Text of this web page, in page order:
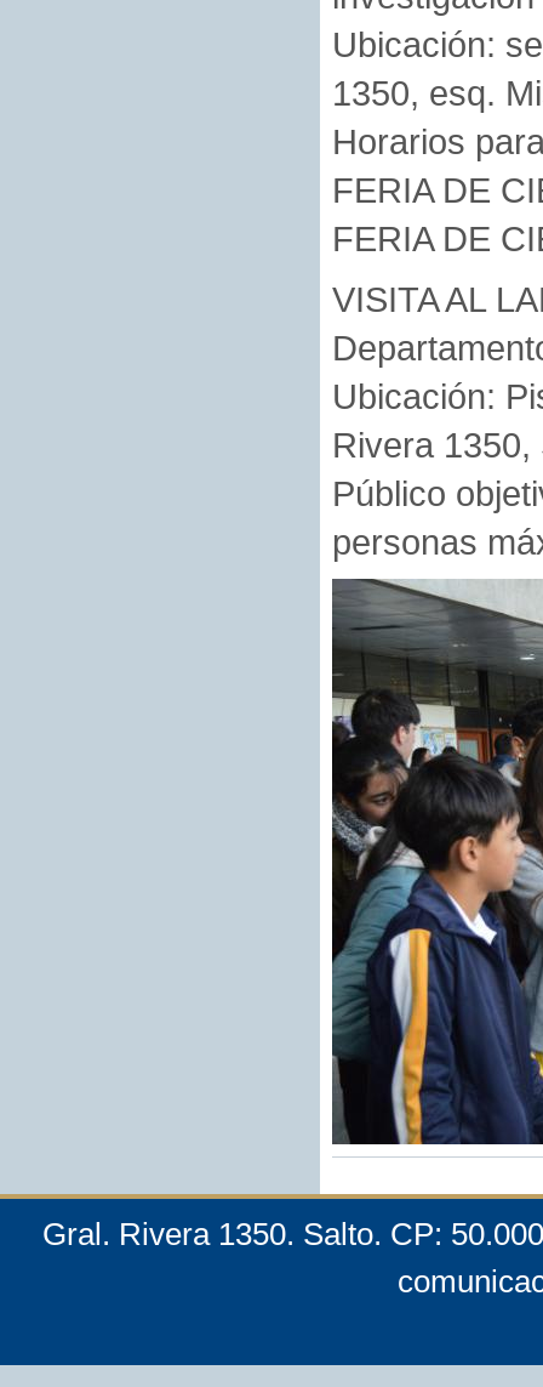
Ubicación:
1350, esq.
Horarios
FERIA DE
FERIA DE
VISITA AL
Ubicación:
Rivera 1350,
Público
personas
Gral. Rivera 1350. Salto. CP: